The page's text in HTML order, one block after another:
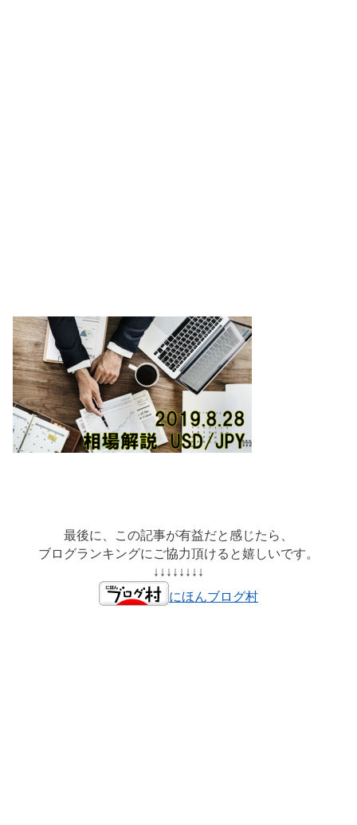
最後に、この記事が有益だと感じたら、
ブログランキングにご協力頂けると嬉しいです。
↓↓↓↓↓↓↓↓
にほんブログ村